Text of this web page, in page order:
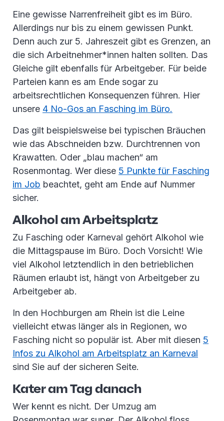
Eine gewisse Narrenfreiheit gibt es im Büro.
Allerdings nur bis zu einem gewissen Punkt.
Denn auch zur 5. Jahreszeit gibt es Grenzen, an
die sich Arbeitnehmer*innen halten sollten. Das
Gleiche gilt ebenfalls für Arbeitgeber. Für beide
Parteien kann es am Ende sogar zu
arbeitsrechtlichen Konsequenzen führen. Hier
unsere 4 No-Gos an Fasching im Büro.
Das gilt beispielsweise bei typischen Bräuchen
wie das Abschneiden bzw. Durchtrennen von
Krawatten. Oder „blau machen“ am
Rosenmontag. Wer diese 5 Punkte für Fasching
im Job beachtet, geht am Ende auf Nummer
sicher.
Alkohol am Arbeitsplatz
Zu Fasching oder Karneval gehört Alkohol wie
die Mittagspause im Büro. Doch Vorsicht! Wie
viel Alkohol letztendlich in den betrieblichen
Räumen erlaubt ist, hängt von Arbeitgeber zu
Arbeitgeber ab.
In den Hochburgen am Rhein ist die Leine
vielleicht etwas länger als in Regionen, wo
Fasching nicht so populär ist. Aber mit diesen 5
Infos zu Alkohol am Arbeitsplatz an Karneval
sind Sie auf der sicheren Seite.
Kater am Tag danach
Wer kennt es nicht. Der Umzug am